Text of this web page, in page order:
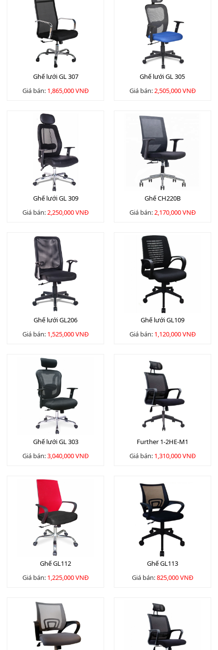
Ghế lưới GL 307
Giá bán: 1,865,000 VNĐ
Ghế lưới GL 305
Giá bán:2,505,000 VNĐ
Ghế lưới GL 309
Giá bán:2,250,000 VNĐ
Ghế CH220B
Giá bán:2,170,000 VNĐ
Ghế lưới GL206
Giá bán: 1,525,000 VNĐ
Ghế lưới GL109
Giá bán: 1,120,000 VNĐ
Ghế lưới GL 303
Giá bán:3,040,000 VNĐ
Further 1-2HE-M1
Giá bán: 1,310,000 VNĐ
Ghế GL112
Giá bán: 1,225,000 VNĐ
Ghế GL113
Giá bán:825,000 VNĐ